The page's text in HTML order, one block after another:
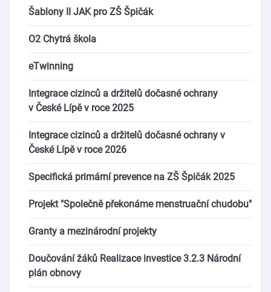
Šablony II JAK pro ZŠ Špičák
O2 Chytrá škola
eTwinning
Integrace cizinců a držitelů dočasné ochrany
v České Lípě v roce 2025
Integrace cizinců a držitelů dočasné ochrany v
České Lípě v roce 2026
Specifická primární prevence na ZŠ Špičák 2025
Projekt "Společně překonáme menstruační chudobu"
Granty a mezinárodní projekty
Doučování žáků Realizace investice 3.2.3 Národní
plán obnovy